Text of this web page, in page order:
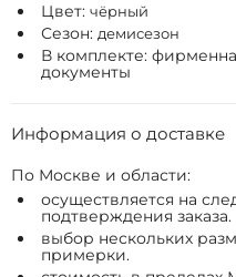
Цвет: чёрный
Сезон: демисезон
В комплекте:
документы
Информация о доставке
По Москве и области:
осуществляется на
подтверждения заказа.
выбор нескольких
примерки.